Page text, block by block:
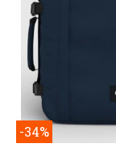
-34%